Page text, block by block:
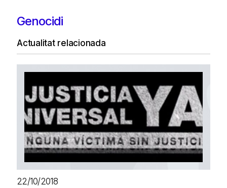
Genocidi
Actualitat relacionada
22/10/2018